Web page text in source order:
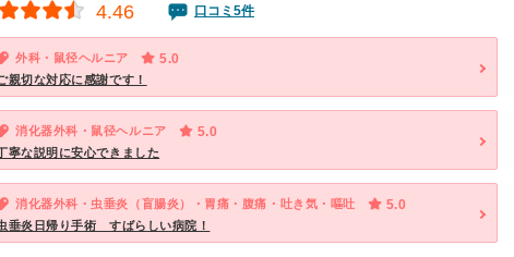
4.46 口コミ5件
外科・鼠径ヘルニア 5.0
親切な対応に感謝です！
消化器外科・鼠径ヘルニア 5.0
寧な説明に安心できました
消化器外科・虫垂炎（盲腸炎）・胃痛・腹痛・吐き気・嘔吐 5.0
垂炎日帰り手術 すばらしい病院！